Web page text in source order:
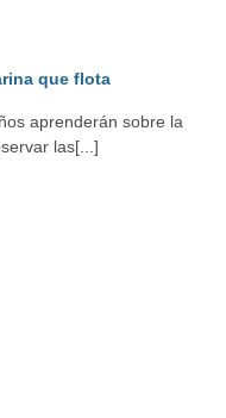
que flota
aprenderán sobre la
las[...]